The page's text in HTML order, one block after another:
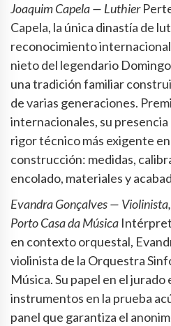
Joaquim Capela — Luthier
Capela, la única dinastía de
reconocimiento
nieto del legendario
una tradición familiar
de varias generaciones.
internacionales, su
rigor técnico más exigente
construcción: medidas,
encolado, materiales y
Evandra Gonçalves —
Porto Casa da Música
en contexto orquestal,
violinista de la Orquestra
Música. Su papel en el
instrumentos en la prueba
panel que garantiza el